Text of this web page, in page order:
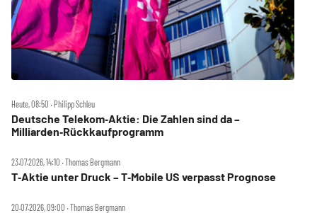
Heute, 08:50 ‧ Philipp Schleu
Deutsche Telekom‑Aktie: Die Zahlen sind da –
Milliarden‑Rückkaufprogramm
23.07.2026, 14:10 ‧ Thomas Bergmann
T‑Aktie unter Druck – T‑Mobile US verpasst Prognose
20.07.2026, 09:00 ‧ Thomas Bergmann